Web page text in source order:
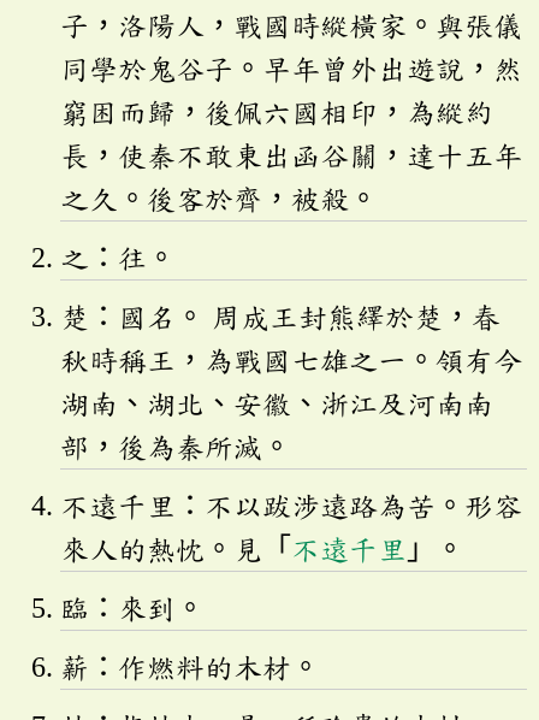
子，洛陽人，戰國時縱橫家。與張儀
同學於鬼谷子。早年曾外出遊說，然
窮困而歸，後佩六國相印，為縱約
長，使秦不敢東出函谷關，達十五年
之久。後客於齊，被殺。
之：往。
楚：國名。 周成王封熊繹於楚，春
秋時稱王，為戰國七雄之一。領有今
湖南、湖北、安徽、浙江及河南南
部，後為秦所滅。
不遠千里：不以跋涉遠路為苦。形容
來人的熱忱。見「 不遠千里 」。
臨：來到。
薪：作燃料的木材。